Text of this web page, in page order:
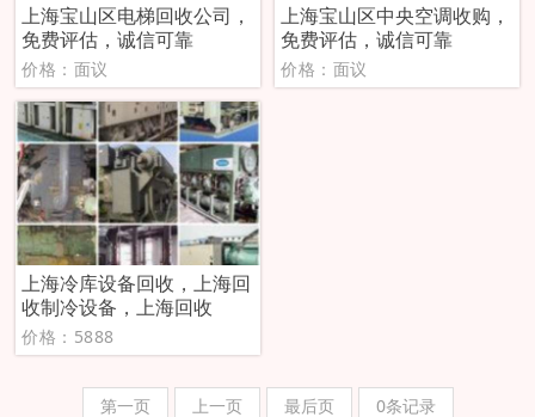
上海宝山区电梯回收公司，
免费评估，诚信可靠
价格：面议
上海宝山区中央空调收购，
免费评估，诚信可靠
价格：面议
上海冷库设备回收，上海回
收制冷设备，上海回收
价格：5888
第一页 上一页 最后页 0条记录